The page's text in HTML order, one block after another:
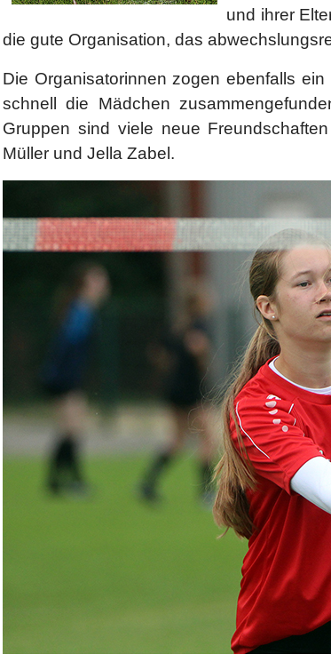
und ihrer
die gute Organisation, das
Die Organisatorinnen zogen ebenfalls
schnell die Mädchen
Gruppen sind viele neue
Müller und Jella Zabel.